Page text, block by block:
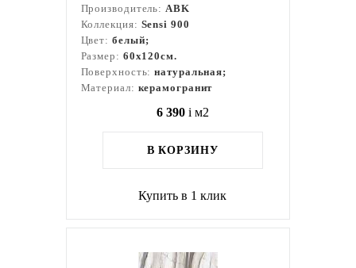
Производитель:ABK
Коллекция: Sensi 900
Цвет: белый;
Размер: 60x120см.
Поверхность:натуральная;
Материал: керамогранит
6 390 i м2
В КОРЗИНУ
Купить в 1 клик